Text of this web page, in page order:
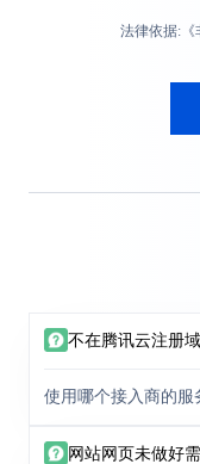
法律依据:《
不在腾讯云注册
使用哪个接入商的服
网站网页未做好